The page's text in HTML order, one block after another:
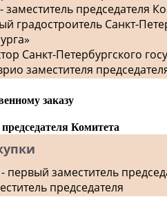
- заместитель председателя
градостроитель Санкт-
Санкт-Петербургского
заместителя
заказу
Комитета
- первый заместитель
председателя